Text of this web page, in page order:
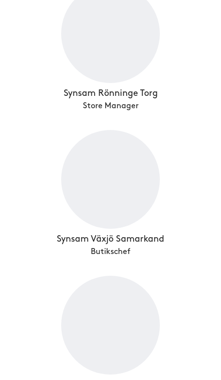
Synsam Rönninge Torg
Store Manager
Synsam Växjö Samarkand
Butikschef